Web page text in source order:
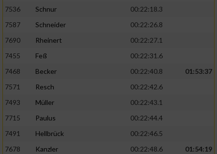
7536
Schnur
00:22:18.3
7587
Schneider
00:22:26.8
7690
Rheinert
00:22:27.1
7455
Feß
00:22:31.6
7468
Becker 00:22:40.8
01:53:37
7571
Resch
00:22:42.6
7493
Müller
00:22:43.1
7715
Paulus
00:22:44.4
7491
Hellbrück
00:22:46.5
7678
Kanzler 00:22:48.6
01:54:19